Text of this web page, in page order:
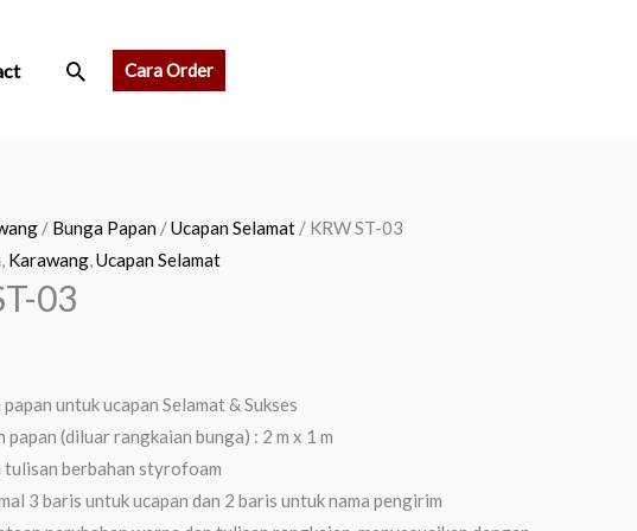
SearchCara Order
/ Bunga Papan /Ucapan Selamat / KRW ST-03
, Karawang,Ucapan Selamat
03
untuk ucapan Selamat & Sukses
papan (diluar rangkaian bunga) : 2 m x 1 m
tulisan berbahan styrofoam
3 baris untuk ucapan dan 2 baris untuk nama pengirim